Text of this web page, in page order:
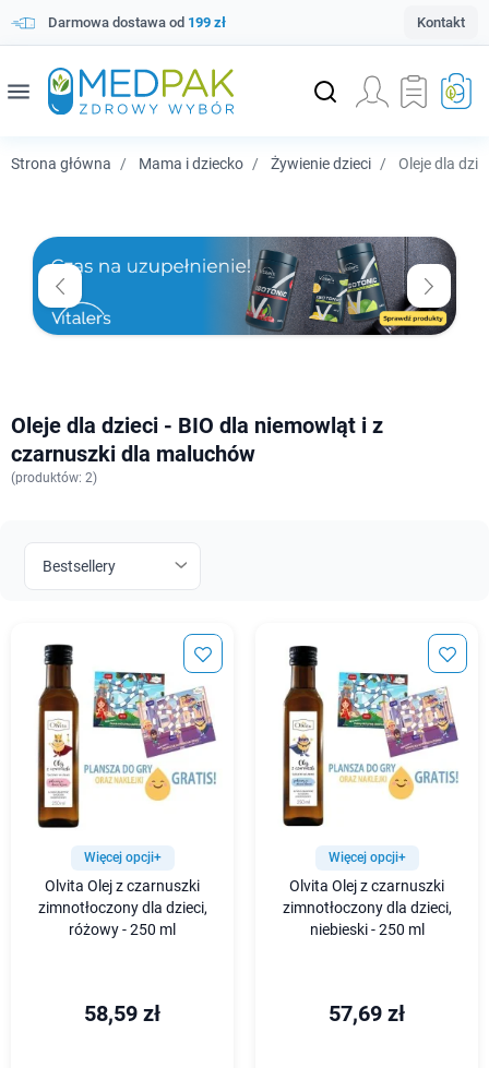
Darmowa dostawa od 199 zł Kontakt
menu
Strona główna Mama i dziecko Żywienie dzieci Oleje dla
Oleje dla dzieci - BIO dla niemowląt i z
czarnuszki dla maluchów
(produktów: 2)
Więcej opcji+
Olvita Olej z czarnuszki
zimnotłoczony dla dzieci,
różowy - 250 ml
58,59 zł
Więcej opcji+
Olvita Olej z czarnuszki
zimnotłoczony dla dzieci,
niebieski - 250 ml
57,69 zł